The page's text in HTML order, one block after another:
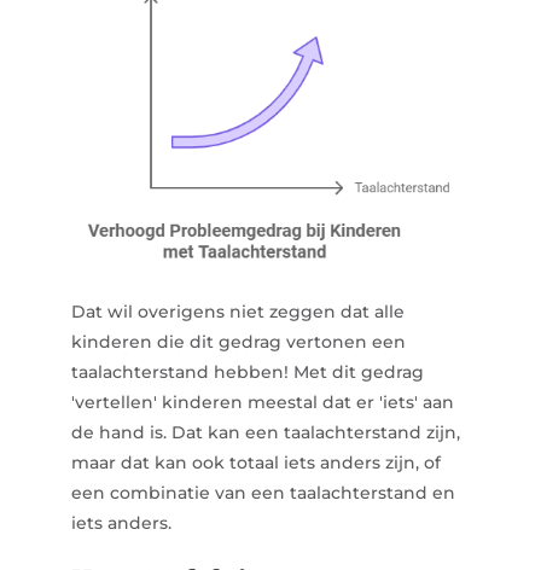
Dat wil overigens niet zeggen dat alle
kinderen die dit gedrag vertonen een
taalachterstand hebben! Met dit gedrag
'vertellen' kinderen meestal dat er 'iets' aan
de hand is. Dat kan een taalachterstand zijn,
maar dat kan ook totaal iets anders zijn, of
een combinatie van een taalachterstand en
iets anders.